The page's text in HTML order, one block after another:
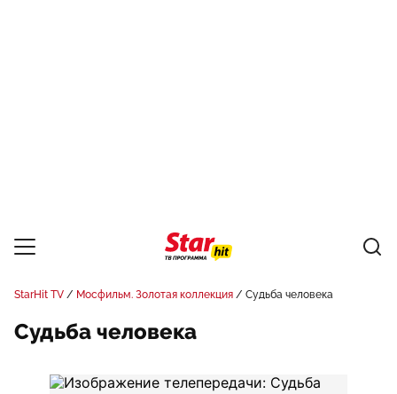
StarHit TV Мосфильм. Золотая коллекция Судьба человека
Судьба человека